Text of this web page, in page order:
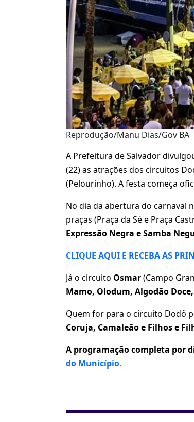
Reprodução/Manu Dias/Gov BA
A Prefeitura de Salvador
(22) as atrações dos circuitos
(Pelourinho). A festa começa
No dia da abertura do carnaval
praças (Praça da Sé e Praça
Expressão Negra e Samba
CLIQUE AQUI E RECEBA AS
Já o circuito Osmar(Campo
Mamo, Olodum, Algodão
Quem for para o circuito Dodô
Coruja, Camaleão e Filhos e
A programação completa por
do Município.